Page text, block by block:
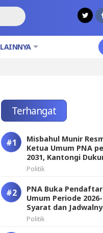
LAINNYA
Terhangat
Misbahul Munir
Ketua Umum PNA
2031, Kantongi
Politik
PNA Buka
Umum Periode
Syarat dan
Politik